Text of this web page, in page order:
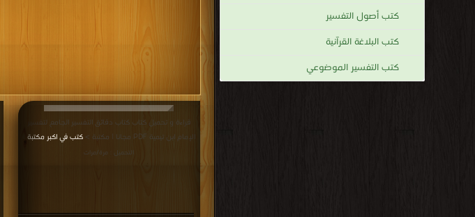
كتب أصول التفسير
كتب البلاغة القرآنية
كتب التفسير الموضوعي
قراءة و تحميل كتاب كتاب دقائق التفسير الجامع لتفسير
الإمام ابن تيمية PDF مجانا | مكتبة >
كتب في اكبر مكتبة
التحميل : مرة/مرات